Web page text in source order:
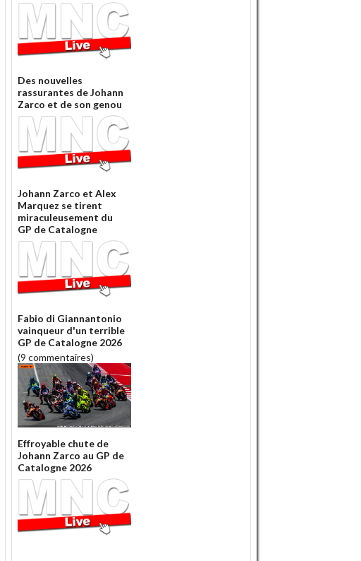
Des nouvelles
rassurantes de Johann
Zarco et de son genou
Johann Zarco et Alex
Marquez se tirent
miraculeusement du
GP de Catalogne
Fabio di Giannantonio
vainqueur d'un terrible
GP de Catalogne 2026
(9 commentaires)
Effroyable chute de
Johann Zarco au GP de
Catalogne 2026